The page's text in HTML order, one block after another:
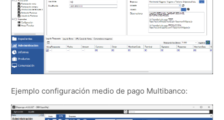
Ejemplo configuración medio de pago Multibanco: